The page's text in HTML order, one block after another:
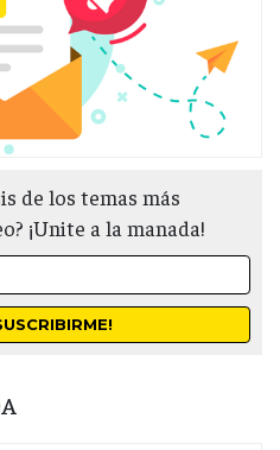
de los temas más
¡Unite a la manada!